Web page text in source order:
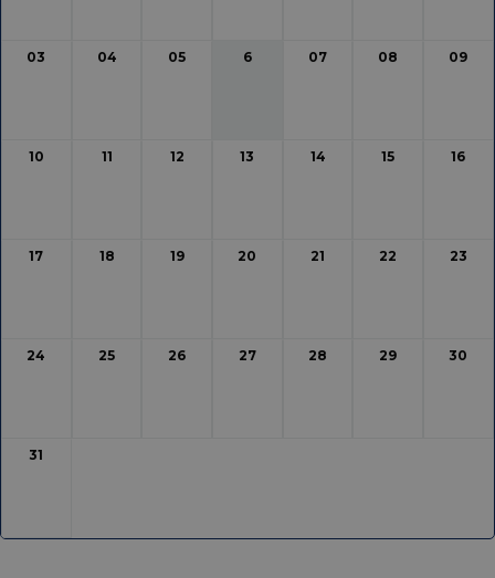
03 04 05 6 07 08 09
10 11 12 13 14 15 16
17 18 19 20 21 22 23
24 25 26 27 28 29 30
31